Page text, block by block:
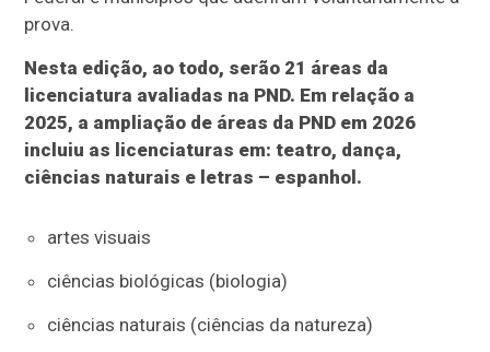
prova.
Nesta edição, ao todo, serão 21 áreas da
licenciatura avaliadas na PND. Em relação a
2025, a ampliação de áreas da PND em 2026
incluiu as licenciaturas em: teatro, dança,
ciências naturais e letras – espanhol.
artes visuais
ciências biológicas (biologia)
ciências naturais (ciências da natureza)